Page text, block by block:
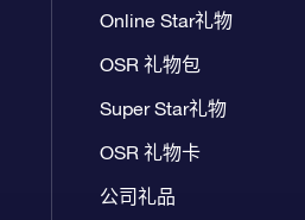
Online Star礼物
OSR 礼物包
Super Star礼物
OSR 礼物卡
公司礼品